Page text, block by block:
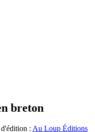
breton
: Au Loup Éditions